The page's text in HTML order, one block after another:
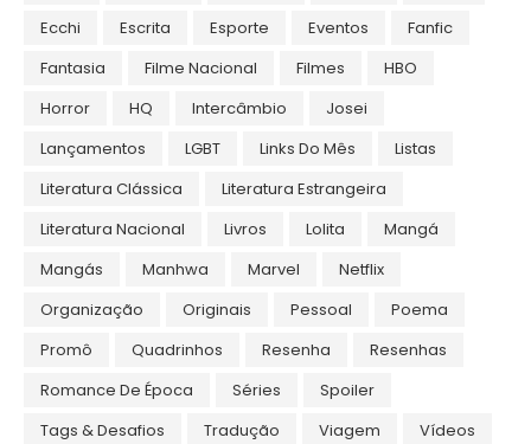
Ecchi
Escrita Esporte Eventos
Fanfic
Fantasia
Filme Nacional Filmes
HBO
Horror
HQ Intercâmbio
Josei
Lançamentos
LGBT Links Do Mês
Listas
Literatura Clássica
Literatura Estrangeira
Literatura Nacional
Livros Lolita
Mangá
Mangás
Manhwa Marvel
Netflix
Organização
Originais Pessoal
Poema
Promô
Quadrinhos Resenha
Resenhas
Romance De Época
Séries
Spoiler
Tags & Desafios
Tradução Viagem
Vídeos